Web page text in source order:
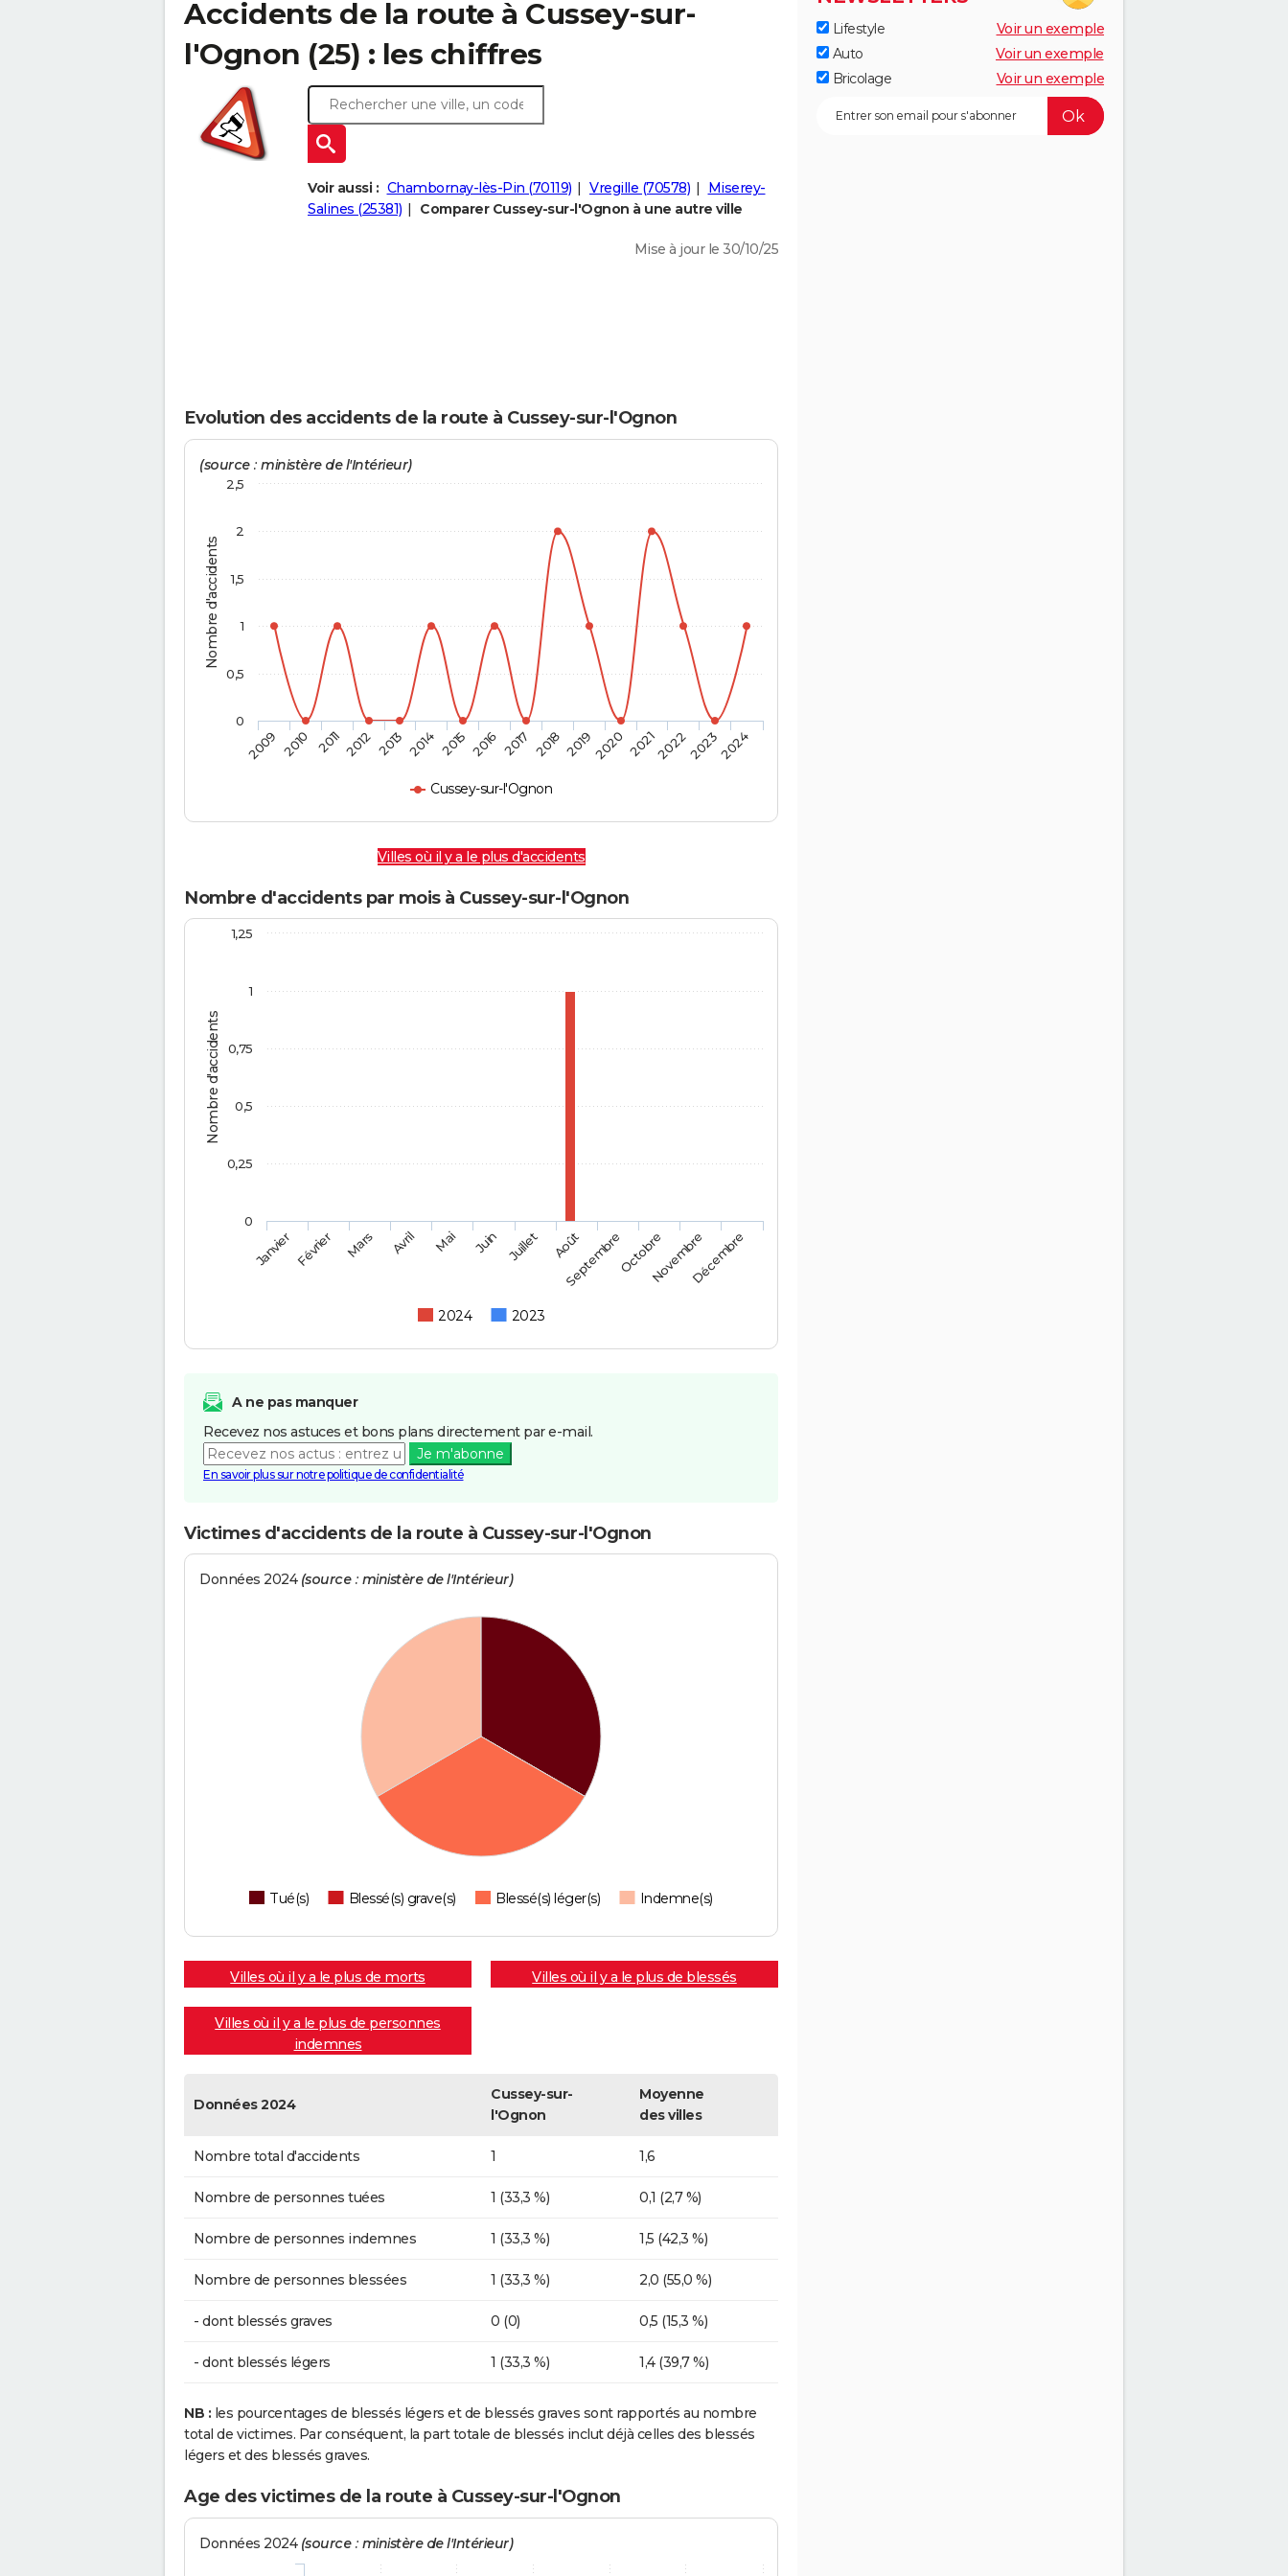
Accidents de la route à Cussey-sur-
l'Ognon (25) : les chiffres
Voir aussi : Chambornay-lès-Pin (70119) Vregille (70578)
Miserey-
Salines (25381)
Comparer Cussey-sur-l'Ognon à une autre ville
Mise à jour le 30/10/25
Evolution des accidents de la route à Cussey-sur-l'Ognon
Nombre d'accidents
(source : ministère de l'Intérieur)
Cussey-sur-l'Ognon
2009 2010 2011 2012 2013 2014 2015 2016 2017 2018 20192020 2021202220232024
0
0,5
1
1,5
2
2,5
Villes où il y a le plus d'accidents
Nombre d'accidents par mois à Cussey-sur-l'Ognon
Nombre d'accidents
2024 2023
JanvierFévrier Mars Avril Mai Juin Juillet Août
SeptembreOctobreNovembreDécembre
0
1
0,25
0,5
0,75
1,25
A ne pas manquer
Recevez nos astuces et bons plans directement par e-mail.
Je m'abonne
En savoir plus sur notre politique de confidentialité
Victimes d'accidents de la route à Cussey-sur-l'Ognon
Données 2024 (source : ministère de l'Intérieur)
Tué(s) Blessé(s) grave(s) Blessé(s) léger(s) Indemne(s)
Villes où il y a le plus de morts Villes où il y a le plus de blessés
Villes où il y a le plus de personnes
indemnes
Données 2024
Cussey-sur-
l'Ognon
Moyenne
des villes
Nombre total d'accidents 1 1,6
Nombre de personnes tuées 1 (33,3 %) 0,1 (2,7 %)
Nombre de personnes indemnes 1 (33,3 %) 1,5 (42,3 %)
Nombre de personnes blessées 1 (33,3 %) 2,0 (55,0 %)
- dont blessés graves 0 (0) 0,5 (15,3 %)
- dont blessés légers 1 (33,3 %) 1,4 (39,7 %)
NB : les pourcentages de blessés légers et de blessés graves sont rapportés au nombre
total de victimes. Par conséquent, la part totale de blessés inclut déjà celles des blessés
légers et des blessés graves.
Age des victimes de la route à Cussey-sur-l'Ognon
Données 2024 (source : ministère de l'Intérieur)
Lifestyle
Voir un exemple
Auto
Voir un exemple
Bricolage
Voir un exemple